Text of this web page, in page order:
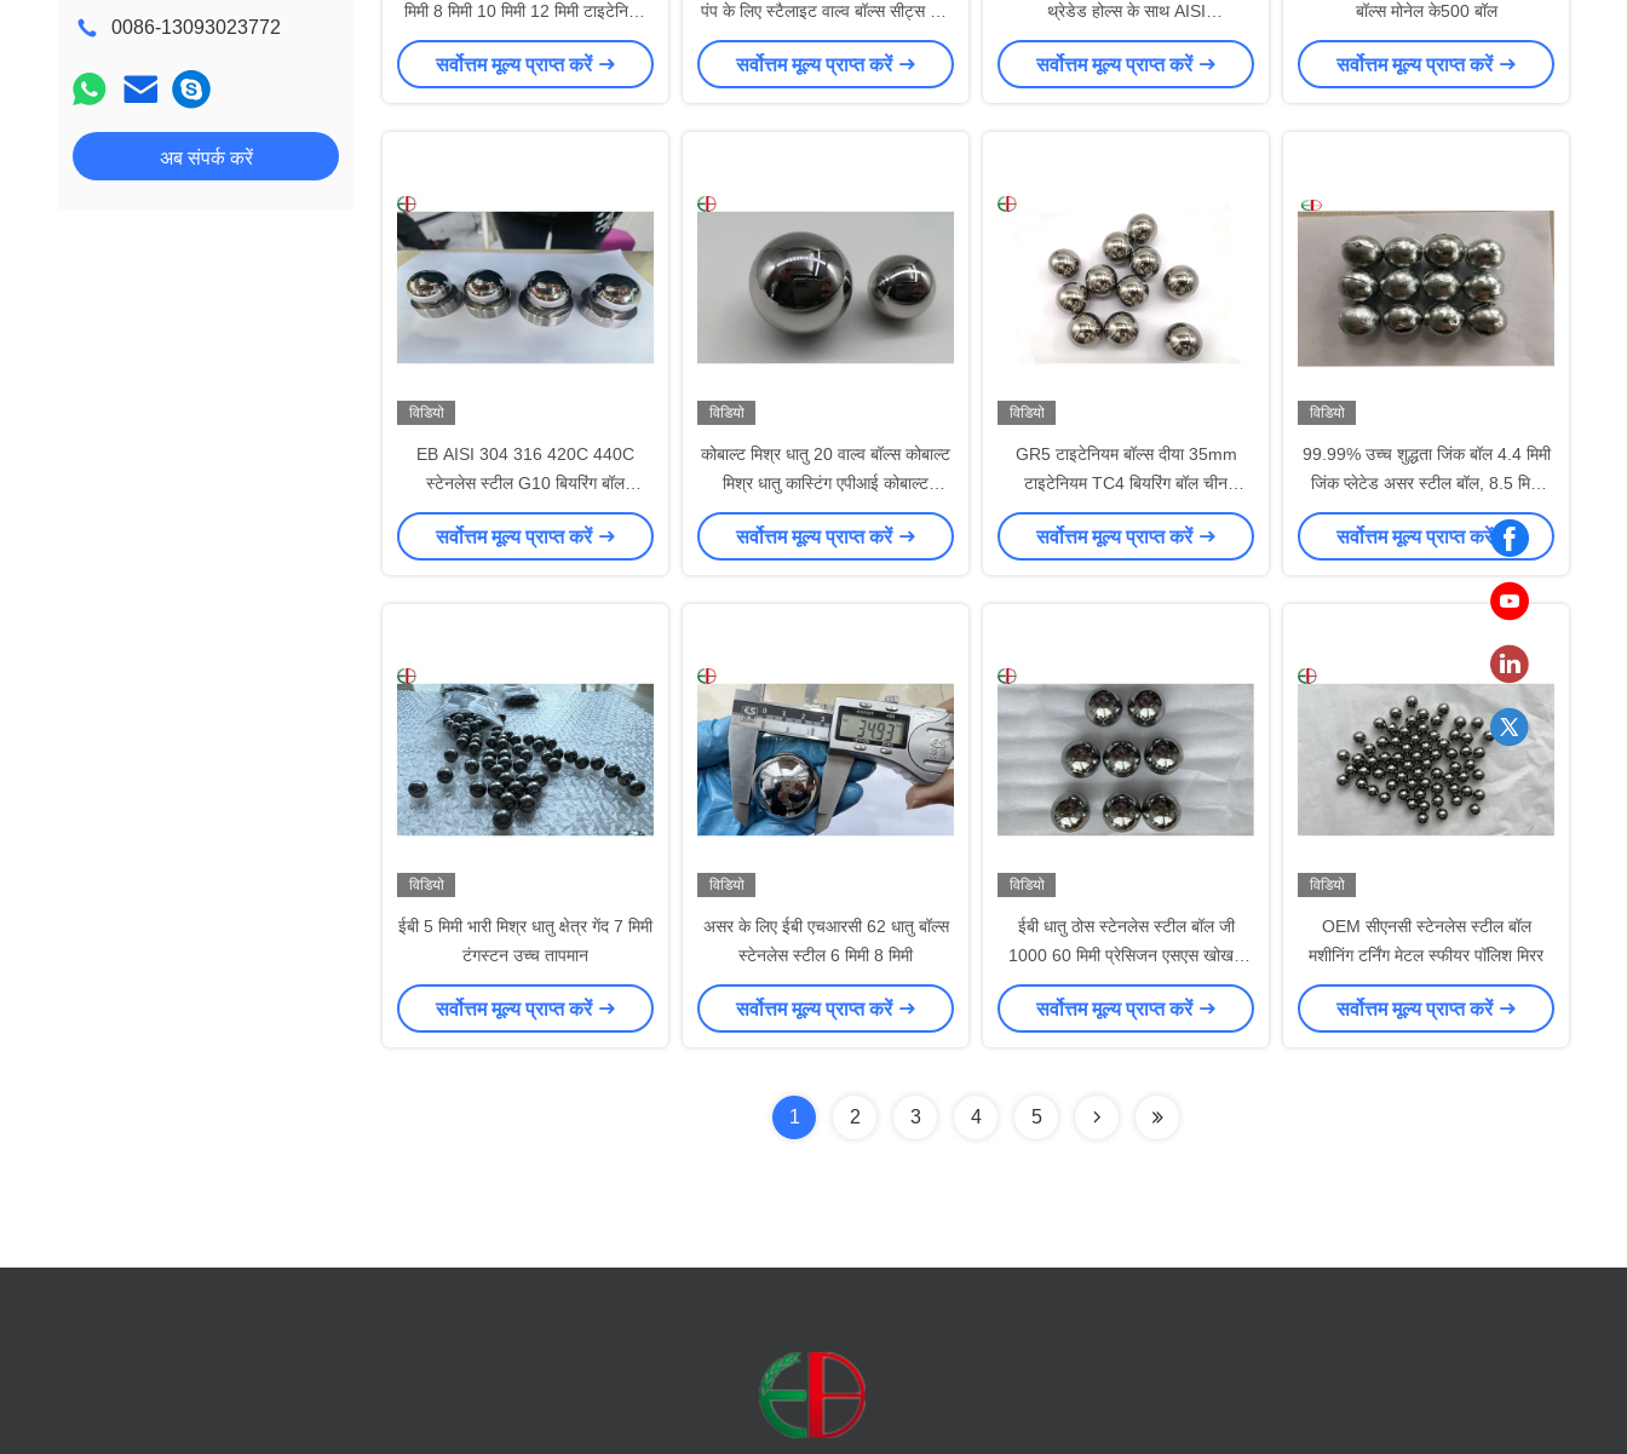
0086-13093023772
अब संपर्क करें
मिमी 8 मिमी 10 मिमी 12 मिमी टाइटेनियम
बॉल्स
सर्वोत्तम मूल्य प्राप्त करें
पंप के लिए स्टैलाइट वाल्व बॉल्स सीट्स जंग
प्रतिरोध
सर्वोत्तम मूल्य प्राप्त करें
थ्रेडेड होल्स के साथ AISI
52100/Gcr15/JIS SUJ2 100Cr6
बियरिन के लिए क्रोम स्टील बॉल
सर्वोत्तम मूल्य प्राप्त करें
बॉल्स मोनेल के500 बॉल
सर्वोत्तम मूल्य प्राप्त करें
विडियो
EB AISI 304 316 420C 440C
स्टेनलेस स्टील G10 बियरिंग बॉल
31.75mm बॉल बेयरिंग होलसेल के लिए
सर्वोत्तम मूल्य प्राप्त करें
विडियो
कोबाल्ट मिश्र धातु 20 वाल्व बॉल्स कोबाल्ट
मिश्र धातु कास्टिंग एपीआई कोबाल्ट
आधारित मिश्र धातु वाल्व बॉल्स
सर्वोत्तम मूल्य प्राप्त करें
विडियो
GR5 टाइटेनियम बॉल्स दीया 35mm
टाइटेनियम TC4 बियरिंग बॉल चीन
कारखाने से
सर्वोत्तम मूल्य प्राप्त करें
विडियो
99.99% उच्च शुद्धता जिंक बॉल 4.4 मिमी
जिंक प्लेटेड असर स्टील बॉल, 8.5 मिमी
स्टील बॉल EB2597
सर्वोत्तम मूल्य प्राप्त करें
विडियो
ईबी 5 मिमी भारी मिश्र धातु क्षेत्र गेंद 7 मिमी
टंगस्टन उच्च तापमान
सर्वोत्तम मूल्य प्राप्त करें
विडियो
असर के लिए ईबी एचआरसी 62 धातु बॉल्स
स्टेनलेस स्टील 6 मिमी 8 मिमी
सर्वोत्तम मूल्य प्राप्त करें
विडियो
ईबी धातु ठोस स्टेनलेस स्टील बॉल जी
1000 60 मिमी प्रेसिजन एसएस खोखले
बॉल्स
सर्वोत्तम मूल्य प्राप्त करें
विडियो
OEM सीएनसी स्टेनलेस स्टील बॉल
मशीनिंग टर्निंग मेटल स्फीयर पॉलिश मिरर
सर्वोत्तम मूल्य प्राप्त करें
1 2 3 4 5